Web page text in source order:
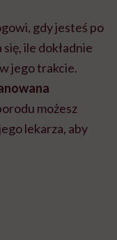
gdy jesteś po
ile dokładnie
jego trakcie.
możesz
lekarza, aby